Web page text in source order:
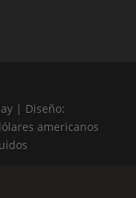
| Diseño:
americanos